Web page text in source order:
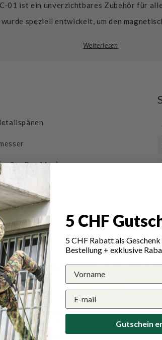
01 ist ein unverzichtbares Zubehör für
speziell entwickelt, um den
Weiterlesen
Pro Max)
für Armytek ATC-01
Schreiben Sie die erste Bewertung
Schreibe eine Bewertung
5 CHF
5 CHF Rabatt als Geschenk
Bestellung + exklusive
Gutschein